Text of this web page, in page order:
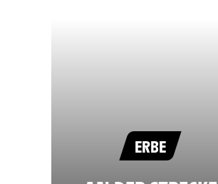
ERBE